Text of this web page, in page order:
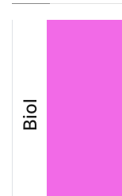
Biol